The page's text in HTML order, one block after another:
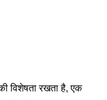
विशेषता रखता है, एक